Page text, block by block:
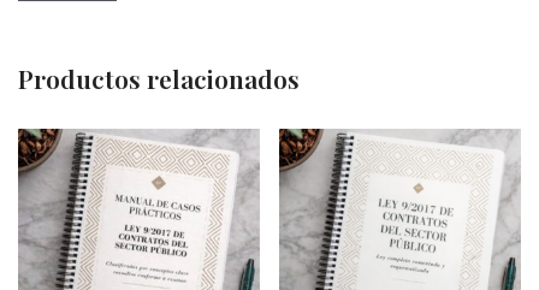
Productos relacionados